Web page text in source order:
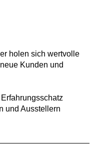
holen sich wertvolle
Kunden und
und Ausstellern